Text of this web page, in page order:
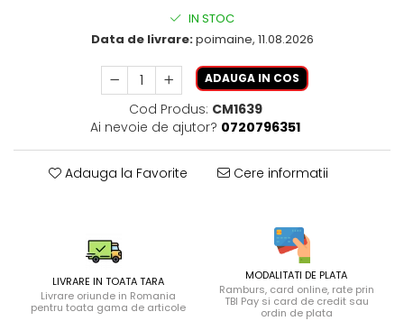
IN STOC
Data de livrare:poimaine, 11.08.2026
ADAUGA IN COS
Cod Produs: CM1639
Ai nevoie de ajutor? 0720796351
Adauga la Favorite Cere informatii
LIVRARE IN TOATA TARA
Livrare oriunde in Romania
pentru toata gama de articole
MODALITATI DE PLATA
Ramburs, card online, rate prin
TBI Pay si card de credit sau
ordin de plata